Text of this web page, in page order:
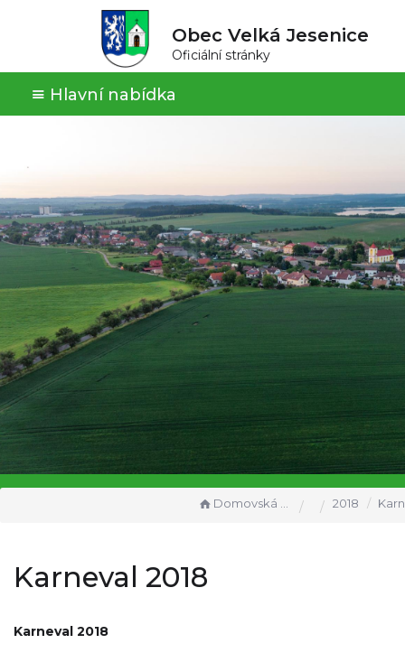
Obec Velká Jesenice
Oficiální stránky
Hlavní nabídka
Domovská stránka 2018
Karneval 2018
Karneval 2018